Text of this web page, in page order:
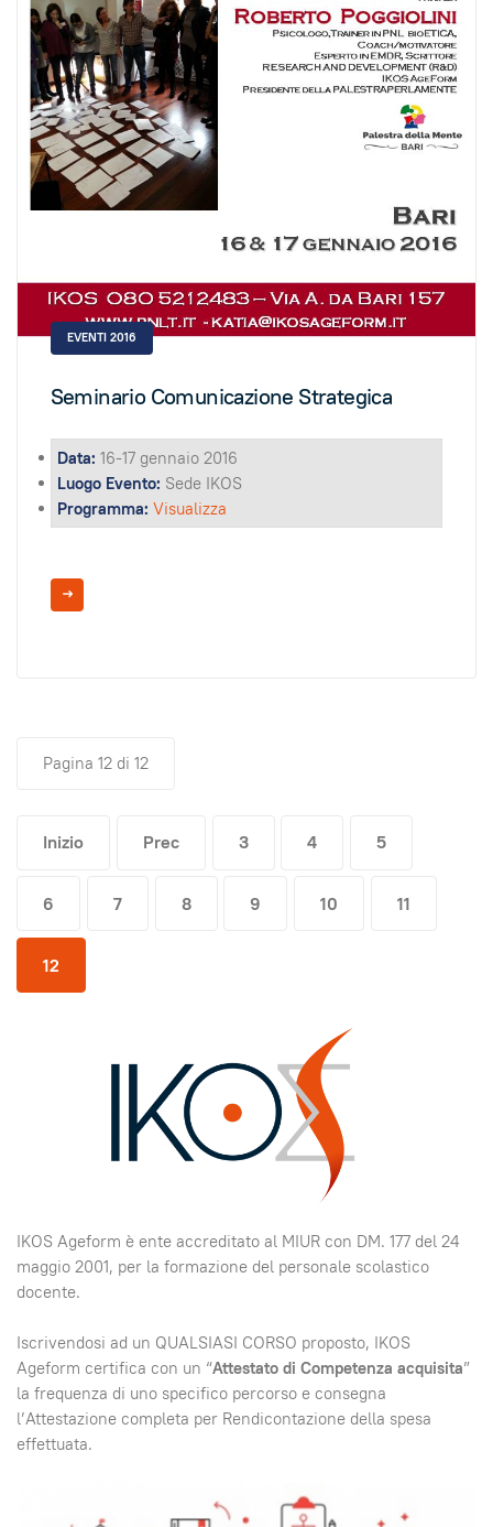
EVENTI 2016
Seminario Comunicazione Strategica
Data: 16-17 gennaio 2016
Luogo Evento: Sede IKOS
Programma: Visualizza
Pagina 12 di 12
Inizio Prec 3 4 5
6 7 8 9 10 11
12
IKOS Ageform è ente accreditato al MIUR con DM. 177 del 24
maggio 2001, per la formazione del personale scolastico
docente.
Iscrivendosi ad un QUALSIASI CORSO proposto, IKOS
Ageform certifica con un “Attestato di Competenza acquisita”
la frequenza di uno specifico percorso e consegna
l’Attestazione completa per Rendicontazione della spesa
effettuata.